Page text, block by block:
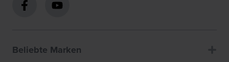
Beliebte Marken